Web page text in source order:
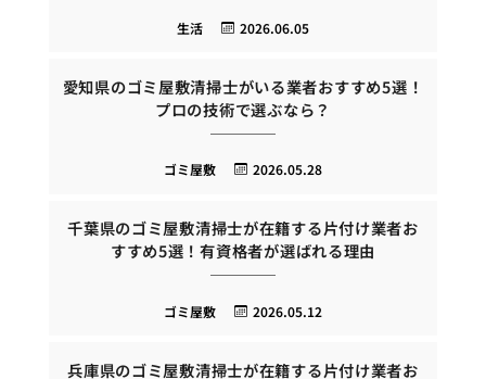
2026.06.05
生活
愛知県のゴミ屋敷清掃士がいる業者おすすめ5選！
プロの技術で選ぶなら？
2026.05.28
ゴミ屋敷
千葉県のゴミ屋敷清掃士が在籍する片付け業者お
すすめ5選！有資格者が選ばれる理由
2026.05.12
ゴミ屋敷
兵庫県のゴミ屋敷清掃士が在籍する片付け業者お